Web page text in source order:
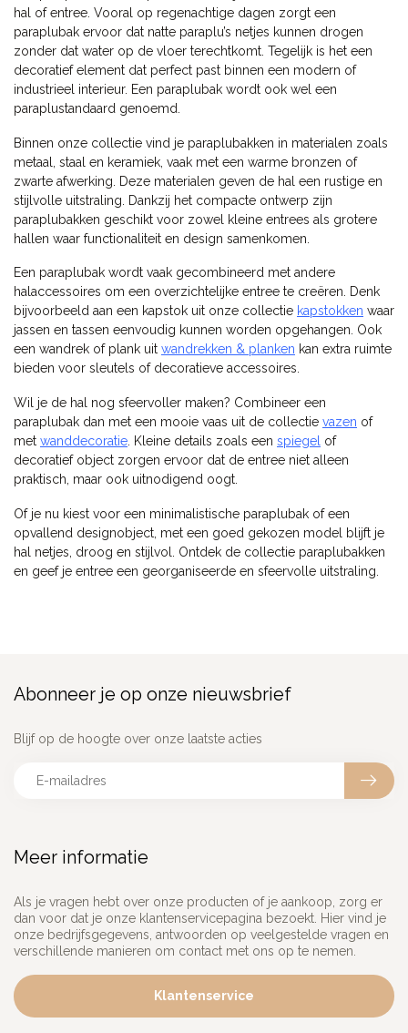
hal of entree. Vooral op regenachtige dagen zorgt een
paraplubak ervoor dat natte paraplu’s netjes kunnen drogen
zonder dat water op de vloer terechtkomt. Tegelijk is het een
decoratief element dat perfect past binnen een modern of
industrieel interieur. Een paraplubak wordt ook wel een
paraplustandaard genoemd.
Binnen onze collectie vind je paraplubakken in materialen zoals
metaal, staal en keramiek, vaak met een warme bronzen of
zwarte afwerking. Deze materialen geven de hal een rustige en
stijlvolle uitstraling. Dankzij het compacte ontwerp zijn
paraplubakken geschikt voor zowel kleine entrees als grotere
hallen waar functionaliteit en design samenkomen.
Een paraplubak wordt vaak gecombineerd met andere
halaccessoires om een overzichtelijke entree te creëren. Denk
bijvoorbeeld aan een kapstok uit onze collectie kapstokken waar
jassen en tassen eenvoudig kunnen worden opgehangen. Ook
een wandrek of plank uit wandrekken & planken kan extra ruimte
bieden voor sleutels of decoratieve accessoires.
Wil je de hal nog sfeervoller maken? Combineer een
paraplubak dan met een mooie vaas uit de collectie vazen of
met wanddecoratie . Kleine details zoals een spiegel of
decoratief object zorgen ervoor dat de entree niet alleen
praktisch, maar ook uitnodigend oogt.
Of je nu kiest voor een minimalistische paraplubak of een
opvallend designobject, met een goed gekozen model blijft je
hal netjes, droog en stijlvol. Ontdek de collectie paraplubakken
en geef je entree een georganiseerde en sfeervolle uitstraling.
Meer informatie
Als je vragen hebt over onze producten of je aankoop, zorg er
dan voor dat je onze klantenservicepagina bezoekt. Hier vind je
onze bedrijfsgegevens, antwoorden op veelgestelde vragen en
verschillende manieren om contact met ons op te nemen.
Klantenservice
Abonneer je op onze nieuwsbrief
Blijf op de hoogte over onze laatste acties